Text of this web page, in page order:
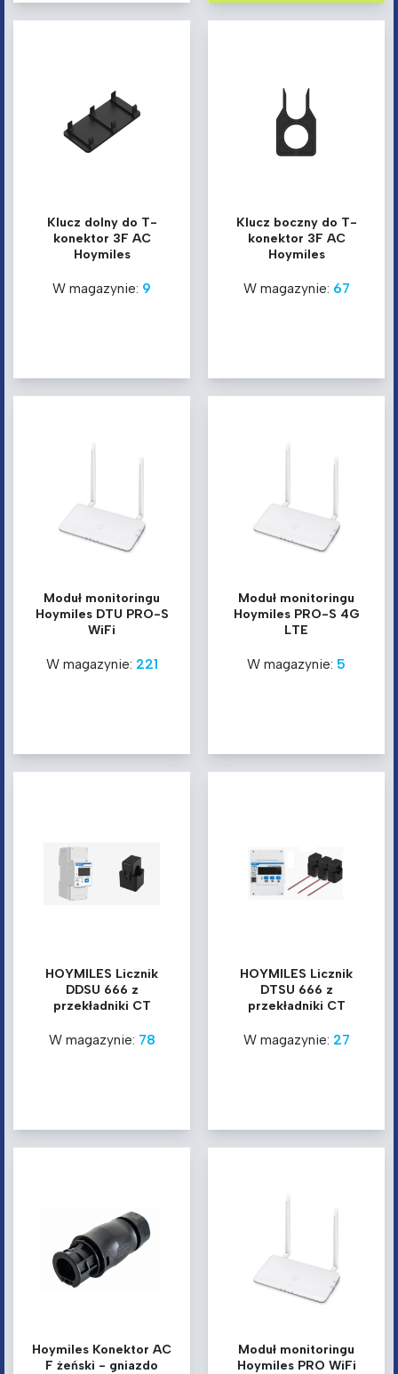
Klucz dolny do T-
konektor 3F AC
Hoymiles
W magazynie: 9
Klucz boczny do T-
konektor 3F AC
Hoymiles
W magazynie: 67
Moduł monitoringu
Hoymiles DTU PRO-S
WiFi
W magazynie: 221
Moduł monitoringu
Hoymiles PRO-S 4G
LTE
W magazynie: 5
HOYMILES Licznik
DDSU 666 z
przekładniki CT
W magazynie: 78
HOYMILES Licznik
DTSU 666 z
przekładniki CT
W magazynie: 27
Hoymiles Konektor AC
F żeński - gniazdo
Moduł monitoringu
Hoymiles PRO WiFi